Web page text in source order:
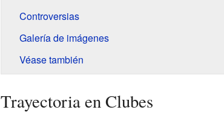
Controversias
Galería de imágenes
Véase también
Trayectoria en Clubes